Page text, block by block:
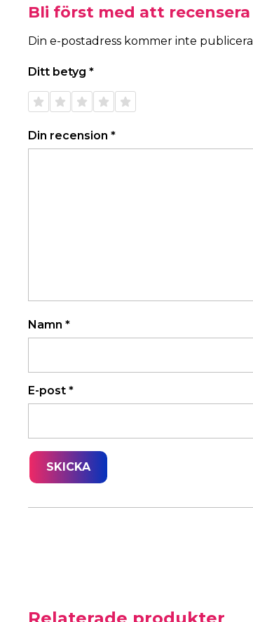
Bli först med att recensera
Din e-postadress kommer inte
Ditt betyg *
1 av 5
stjärnor
2 av 5
stjärnor
3 av 5
stjärnor
4 av 5
stjärnor
5 av 5
stjärnor
Din recension *
Namn *
E-post *